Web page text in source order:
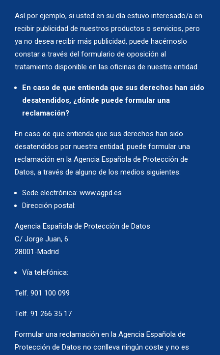
Así por ejemplo, si usted en su día estuvo interesado/a en
recibir publicidad de nuestros productos o servicios, pero
ya no desea recibir más publicidad, puede hacérnoslo
constar a través del formulario de oposición al
tratamiento disponible en las oficinas de nuestra entidad.
En caso de que entienda que sus derechos han sido
desatendidos, ¿dónde puede formular una
reclamación?
En caso de que entienda que sus derechos han sido
desatendidos por nuestra entidad, puede formular una
reclamación en la Agencia Española de Protección de
Datos, a través de alguno de los medios siguientes:
Sede electrónica: www.agpd.es
Dirección postal:
Agencia Española de Protección de Datos
C/ Jorge Juan, 6
28001-Madrid
Vía telefónica:
Telf. 901 100 099
Telf. 91 266 35 17
Formular una reclamación en la Agencia Española de
Protección de Datos no conlleva ningún coste y no es